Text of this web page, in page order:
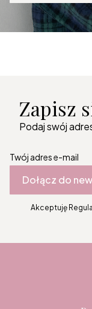
Zapisz
Podaj swój
Twój adres e-mail
Dołącz do
Akceptuję